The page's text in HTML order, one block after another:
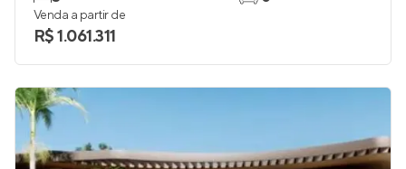
Venda a partir de
R$ 1.061.311